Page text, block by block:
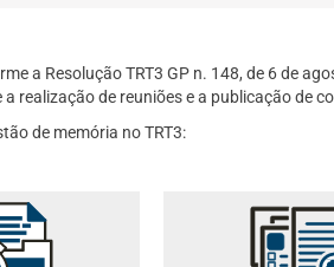
a Resolução TRT3 GP n. 148, de 6 de
realização de reuniões e a publicação de
de memória no TRT3: